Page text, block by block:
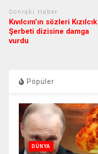
Sonraki Haber
Kıvılcım’ın sözleri Kızılcık
Şerbeti dizisine damga
vurdu
Pöpüler
DÜNYA